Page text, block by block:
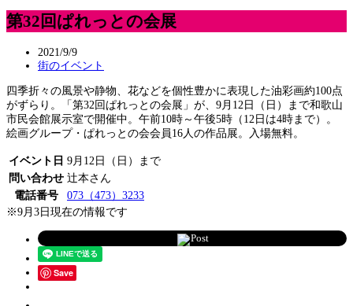
第32回ぱれっとの会展
2021/9/9
街のイベント
四季折々の風景や静物、花などを個性豊かに表現した油彩画約100点
がずらり。「第32回ぱれっとの会展」が、9月12日（日）まで和歌山
市民会館展示室で開催中。午前10時～午後5時（12日は4時まで）。
絵画グループ・ぱれっとの会会員16人の作品展。入場無料。
イベント日 9月12日（日）まで
問い合わせ 辻本さん
電話番号
073（473）3233
※9月3日現在の情報です
Post
Save